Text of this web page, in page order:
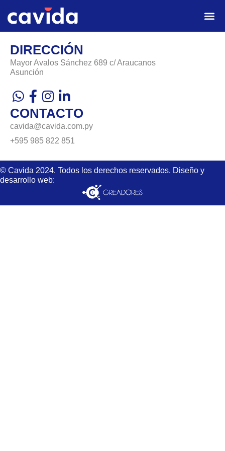
DIRECCIÓN
Mayor Avalos Sánchez 689 c/ Araucanos
Asunción
CONTACTO
cavida@cavida.com.py
+595 985 822 851
© Cavida 2024. Todos los derechos reservados. Diseño y
desarrollo web: